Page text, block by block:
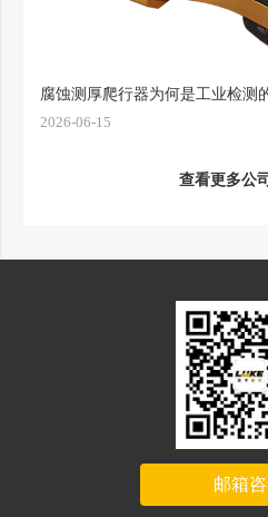
腐蚀测厚爬行器为何是工业检测
2026-06-15
查看更多公
邮箱